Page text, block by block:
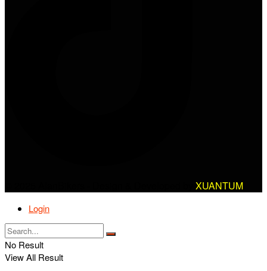
XUANTUM
Login
No Result
View All Result